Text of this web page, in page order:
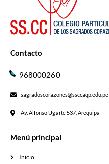
Contacto
968000260
sagradoscorazones@ssccaqp.edu.pe
Av. Alfonso Ugarte 537, Arequipa
Menú principal
Inicio